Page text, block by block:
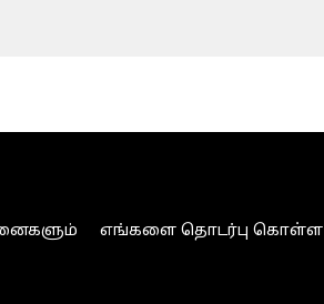
எங்களை தொடர்பு கொள்ள